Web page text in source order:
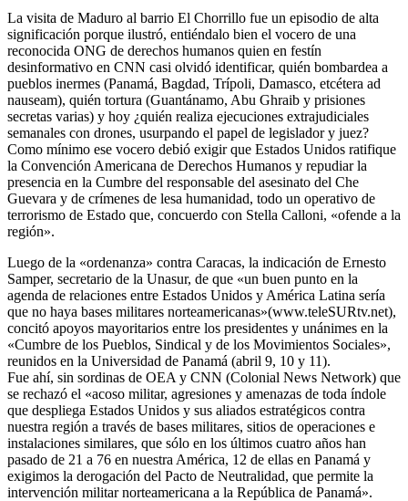
La visita de Maduro al barrio El Chorrillo fue un episodio de alta
significación porque ilustró, entiéndalo bien el vocero de una
reconocida ONG de derechos humanos quien en festín
desinformativo en CNN casi olvidó identificar, quién bombardea a
pueblos inermes (Panamá, Bagdad, Trípoli, Damasco, etcétera ad
nauseam), quién tortura (Guantánamo, Abu Ghraib y prisiones
secretas varias) y hoy ¿quién realiza ejecuciones extrajudiciales
semanales con drones, usurpando el papel de legislador y juez?
Como mínimo ese vocero debió exigir que Estados Unidos ratifique
la Convención Americana de Derechos Humanos y repudiar la
presencia en la Cumbre del responsable del asesinato del Che
Guevara y de crímenes de lesa humanidad, todo un operativo de
terrorismo de Estado que, concuerdo con Stella Calloni, «ofende a la
región».
Luego de la «ordenanza» contra Caracas, la indicación de Ernesto
Samper, secretario de la Unasur, de que «un buen punto en la
agenda de relaciones entre Estados Unidos y América Latina sería
que no haya bases militares norteamericanas»(www.teleSURtv.net),
concitó apoyos mayoritarios entre los presidentes y unánimes en la
«Cumbre de los Pueblos, Sindical y de los Movimientos Sociales»,
reunidos en la Universidad de Panamá (abril 9, 10 y 11).
Fue ahí, sin sordinas de OEA y CNN (Colonial News Network) que
se rechazó el «acoso militar, agresiones y amenazas de toda índole
que despliega Estados Unidos y sus aliados estratégicos contra
nuestra región a través de bases militares, sitios de operaciones e
instalaciones similares, que sólo en los últimos cuatro años han
pasado de 21 a 76 en nuestra América, 12 de ellas en Panamá y
exigimos la derogación del Pacto de Neutralidad, que permite la
intervención militar norteamericana a la República de Panamá».